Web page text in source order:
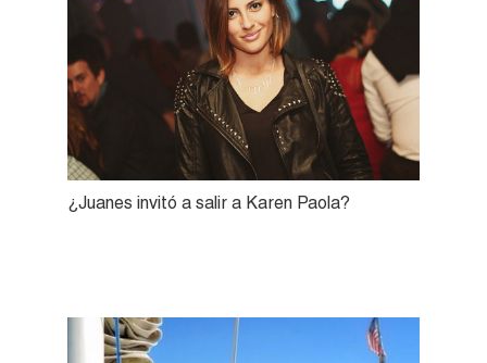
¿Juanes invitó a salir a Karen Paola?